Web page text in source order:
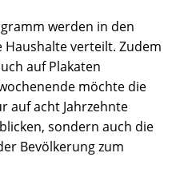
werden in den
Haushalte verteilt. Zudem
auf Plakaten
möchte die
auf acht Jahrzehnte
sondern auch die
Bevölkerung zum